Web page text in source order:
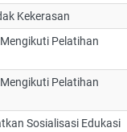
Kekerasan
Pelatihan
Pelatihan
Sosialisasi Edukasi